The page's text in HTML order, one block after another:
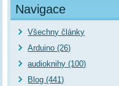
Navigace
Všechny články
Arduino (26)
audioknihy (100)
Blog (441)